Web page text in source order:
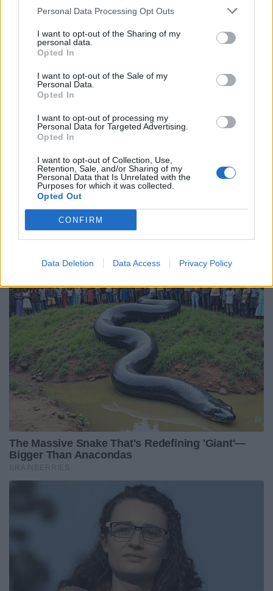
Personal Data Processing Opt Outs
I want to opt-out of the Sharing of my
personal data.
Opted In
I want to opt-out of the Sale of my
Personal Data.
Opted In
I want to opt-out of processing my
Personal Data for Targeted Advertising.
Opted In
I want to opt-out of Collection, Use,
Retention, Sale, and/or Sharing of my
Personal Data that Is Unrelated with the
Purposes for which it was collected.
Opted Out
CONFIRM
Data Deletion Data Access Privacy Policy